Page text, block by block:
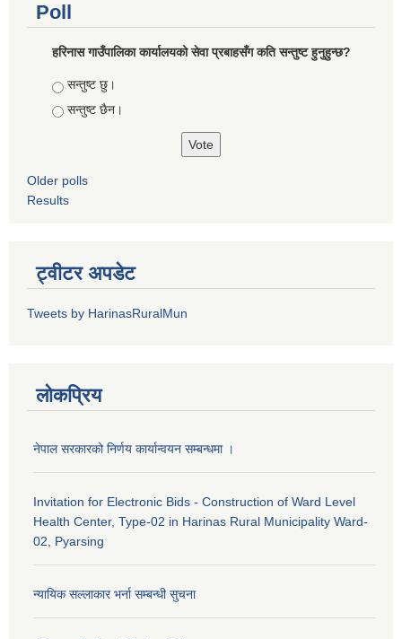
Poll
हरिनास गाउँपालिका कार्यालयको सेवा प्रबाहसँग कति सन्तुष्ट हुनुहुन्छ?
Choices
सन्तुष्ट छु।
सन्तुष्ट छैन।
Older polls
Results
ट्वीटर अपडेट
Tweets by HarinasRuralMun
लोकप्रिय
नेपाल सरकारको निर्णय कार्यान्वयन सम्बन्धमा ।
Invitation for Electronic Bids - Construction of Ward Level
Health Center, Type-02 in Harinas Rural Municipality Ward-
02, Pyarsing
न्यायिक सल्लाकार भर्ना सम्बन्धी सुचना